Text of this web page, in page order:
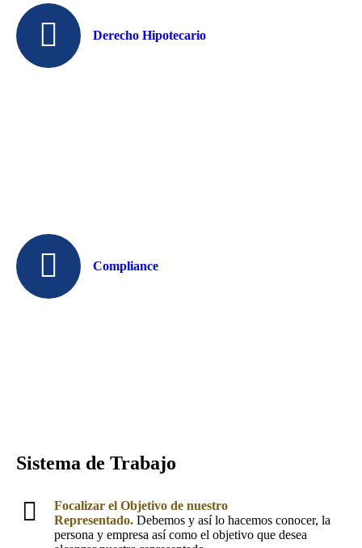
Derecho Hipotecario
Compliance
Sistema de Trabajo
Focalizar el Objetivo de nuestro
Representado. Debemos y así lo hacemos conocer, la
persona y empresa así como el objetivo que desea